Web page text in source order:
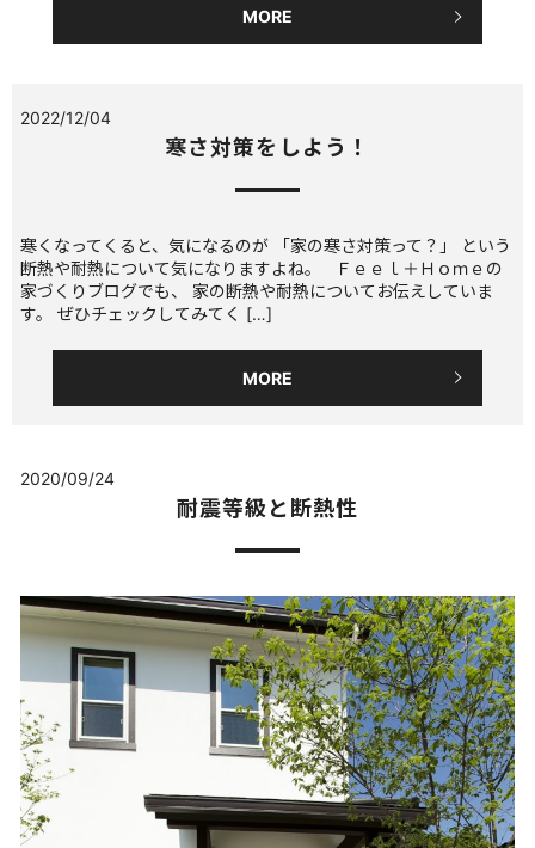
MORE
2022/12/04
寒さ対策をしよう！
寒くなってくると、気になるのが 「家の寒さ対策って？」 という
断熱や耐熱について気になりますよね。 Ｆｅｅｌ＋Ｈｏｍｅの
家づくりブログでも、 家の断熱や耐熱についてお伝えしていま
す。 ぜひチェックしてみてく […]
MORE
2020/09/24
耐震等級と断熱性